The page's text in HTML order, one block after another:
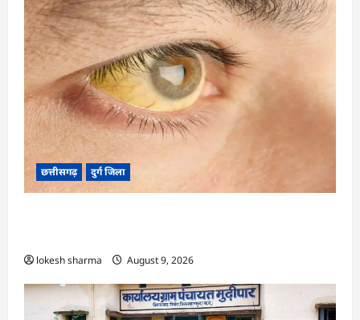
छत्तीसगढ़ दुर्ग जिला
lokesh sharma August 9, 2026